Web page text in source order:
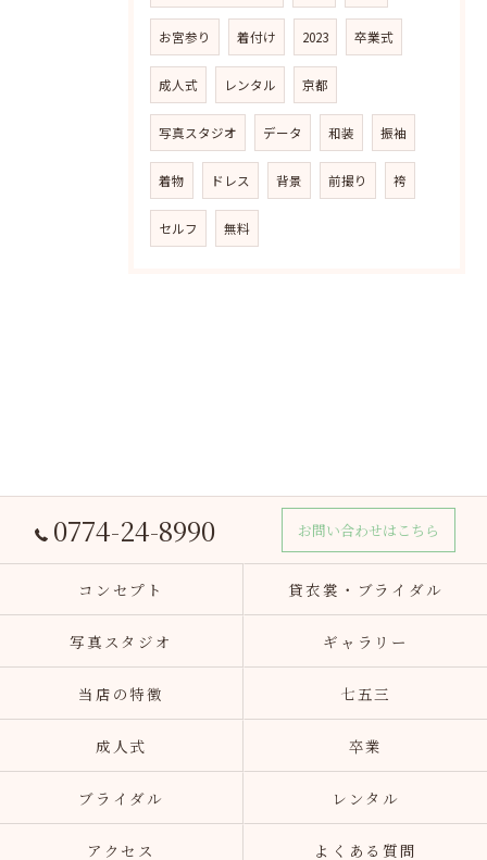
お宮参り 着付け 2023 卒業式
成人式 レンタル 京都
写真スタジオ データ 和装 振袖
着物 ドレス 背景 前撮り 袴
セルフ 無料
0774-24-8990 お問い合わせはこちら
コンセプト 貸衣裳・ブライダル
写真スタジオ ギャラリー
当店の特徴 七五三
成人式 卒業
ブライダル レンタル
アクセス よくある質問